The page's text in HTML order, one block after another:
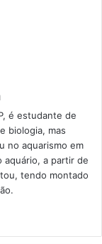
é estudante de
biologia, mas
no aquarismo em
aquário, a partir de
tendo montado